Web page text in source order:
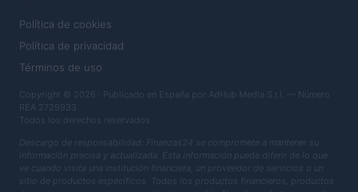
Política de cookies
Política de privacidad
Términos de uso
Copyright © 2026 · Publicado en España por AdHub Media S.r.l. — Número
REA 2729933
Todos los derechos reservados
Descargo de responsabilidad: Finanzas24 se compromete a mantener su
información precisa y actualizada. Esta información puede diferir de lo que
ve cuando visita una institución financiera, un proveedor de servicios o un
sitio de productos específicos. Todos los productos financieros, productos